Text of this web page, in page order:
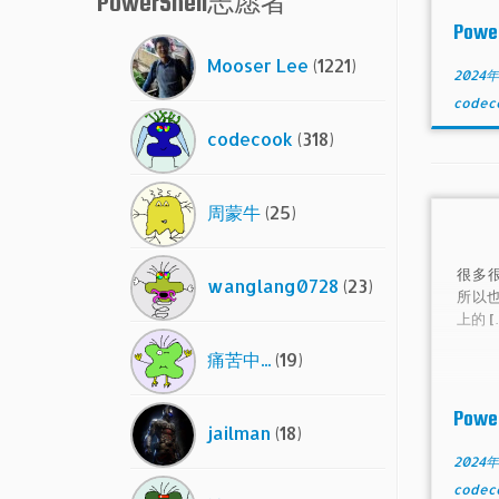
Mooser Lee (1221)
codecook (318)
周蒙牛(25)
wanglang0728 (23)
痛苦中...(19)
jailman (18)
2024
很多
所以
上的
2024